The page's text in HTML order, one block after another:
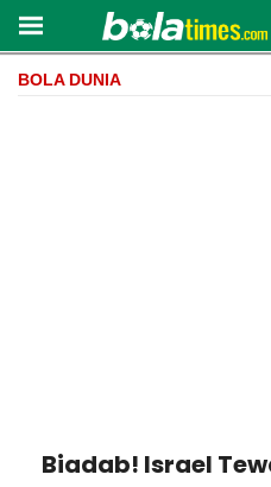
BOLA DUNIA
Biadab! Israel